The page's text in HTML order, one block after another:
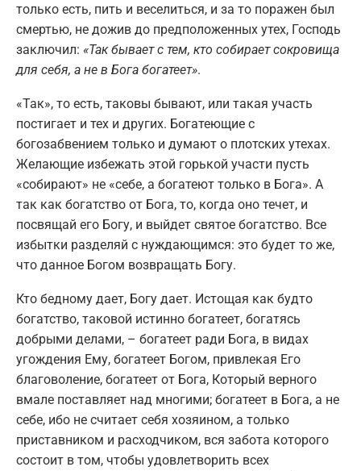
только есть, пить и веселиться, и за то поражен был
смертью, не дожив до предположенных утех, Господь
заключил: «Так бывает с тем, кто собирает сокровища
для себя, а не в Бога богатеет».
«Так», то есть, таковы бывают, или такая участь
постигает и тех и других. Богатеющие с
богозабвением только и думают о плотских утехах.
Желающие избежать этой горькой участи пусть
«собирают» не «себе, а богатеют только в Бога». А
так как богатство от Бога, то, когда оно течет, и
посвящай его Богу, и выйдет святое богатство. Все
избытки разделяй с нуждающимся: это будет то же,
что данное Богом возвращать Богу.
Кто бедному дает, Богу дает. Истощая как будто
богатство, таковой истинно богатеет, богатясь
добрыми делами, – богатеет ради Бога, в видах
угождения Ему, богатеет Богом, привлекая Его
благоволение, богатеет от Бога, Который верного
вмале поставляет над многими; богатеет в Бога, а не
себе, ибо не считает себя хозяином, а только
приставником и расходчиком, вся забота которого
состоит в том, чтобы удовлетворить всех